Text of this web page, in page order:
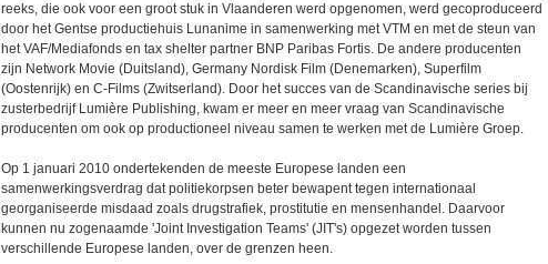
reeks, die ook voor een groot stuk in Vlaanderen werd opgenomen, werd gecoproduceerd
door het Gentse productiehuis Lunanime in samenwerking met VTM en met de steun van
het VAF/Mediafonds en tax shelter partner BNP Paribas Fortis. De andere producenten
zijn Network Movie (Duitsland), Germany Nordisk Film (Denemarken), Superfilm
(Oostenrijk) en C-Films (Zwitserland). Door het succes van de Scandinavische series bij
zusterbedrijf Lumière Publishing, kwam er meer en meer vraag van Scandinavische
producenten om ook op productioneel niveau samen te werken met de Lumière Groep.
Op 1 januari 2010 ondertekenden de meeste Europese landen een
samenwerkingsverdrag dat politiekorpsen beter bewapent tegen internationaal
georganiseerde misdaad zoals drugstrafiek, prostitutie en mensenhandel. Daarvoor
kunnen nu zogenaamde 'Joint Investigation Teams' (JIT's) opgezet worden tussen
verschillende Europese landen, over de grenzen heen.